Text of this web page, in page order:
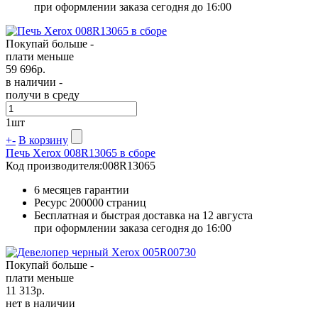
при оформлении заказа сегодня до 16:00
Покупай больше -
плати меньше
59 696р.
в наличии -
получи в среду
1шт
+- В корзину
Печь Xerox 008R13065 в сборе
Код производителя:008R13065
6 месяцев гарантии
Ресурс 200000 страниц
Бесплатная и быстрая доставка на 12 августа
при оформлении заказа сегодня до 16:00
Покупай больше -
плати меньше
11 313р.
нет в наличии